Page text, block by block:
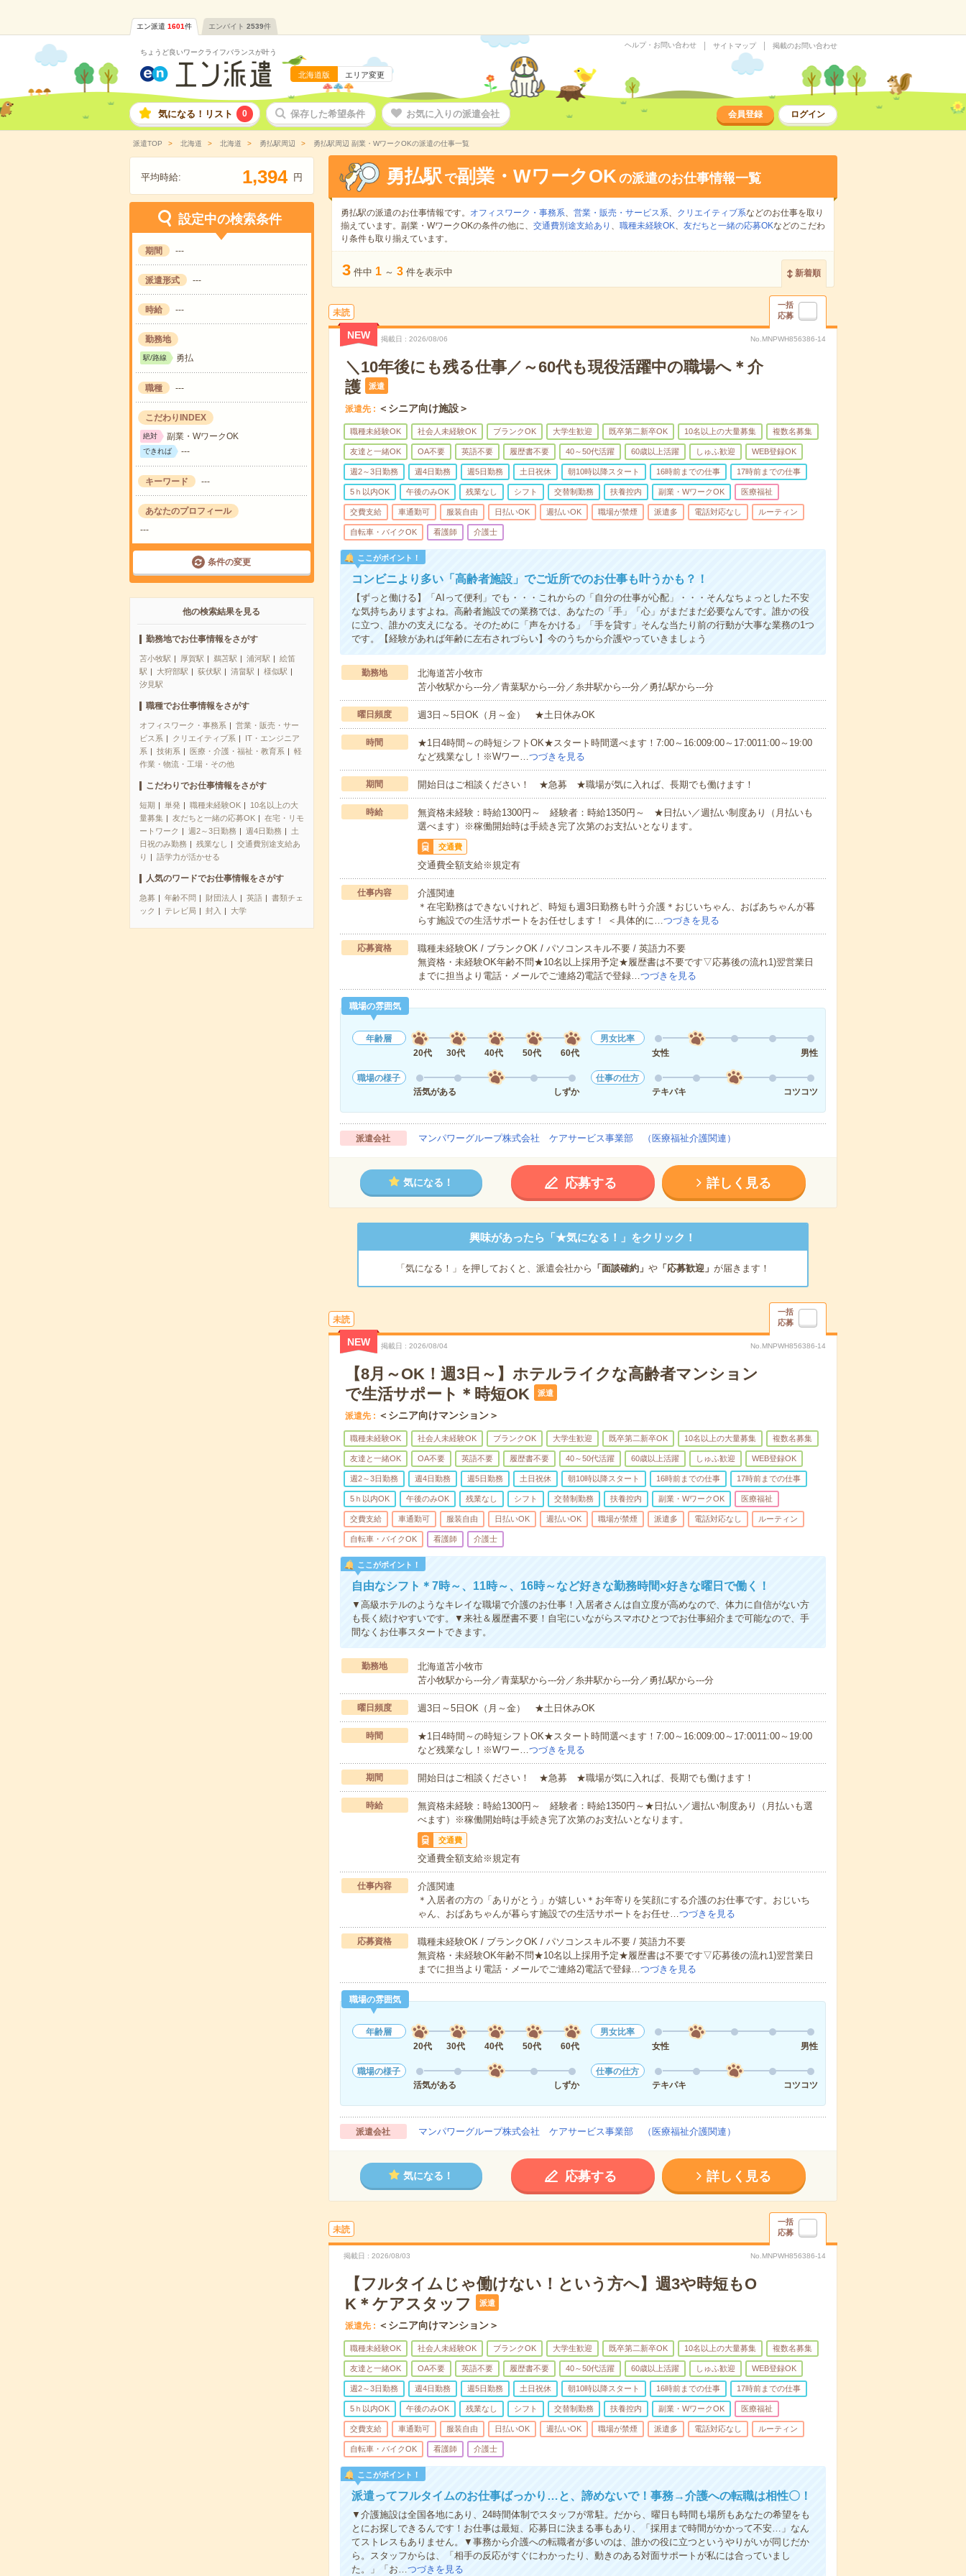
エン派遣 1601件 エンバイト 2539件
ちょうど良いワークライフバランスが叶う
北海道版 エリア変更
ヘルプ・お問い合わせ サイトマップ 掲載のお問い合わせ
気になる！リスト 0 保存した希望条件 お気に入りの派遣会社 会員登録 ログイン
派遣TOP 北海道 北海道 勇払駅周辺 勇払駅周辺 副業・WワークOKの派遣の仕事一覧
平均時給: 1,394 円
設定中の検索条件
期間 ---
派遣形式 ---
時給 ---
勤務地
駅/路線 勇払
職種 ---
こだわりINDEX
絶対 副業・WワークOK
できれば ---
キーワード ---
あなたのプロフィール
---
条件の変更
他の検索結果を見る
勤務地でお仕事情報をさがす
苫小牧駅 厚賀駅 鵜苫駅 浦河駅
絵笛
駅
大狩部駅 荻伏駅 清畠駅
様似駅
汐見駅
職種でお仕事情報をさがす
オフィスワーク・事務系
営業・販売・サー
ビス系
クリエイティブ系
IT・エンジニア
系
技術系 医療・介護・福祉・教育系
軽
作業・物流・工場・その他
こだわりでお仕事情報をさがす
短期 単発 職種未経験OK
10名以上の大
量募集
友だちと一緒の応募OK
在宅・リモ
ートワーク
週2～3日勤務 週4日勤務
土
日祝のみ勤務
残業なし
交通費別途支給あ
り
語学力が活かせる
人気のワードでお仕事情報をさがす
急募 年齢不問 財団法人 英語
書類チェ
ック
テレビ局 封入 大学
勇払駅 で副業・WワークOKの派遣のお仕事情報一覧
勇払駅の派遣のお仕事情報です。 オフィスワーク・事務系、 営業・販売・サービス系、 クリエイティブ系などのお仕事を取り
揃えています。副業・WワークOKの条件の他に、 交通費別途支給あり 、 職種未経験OK、 友だちと一緒の応募OKなどのこだわ
り条件も取り揃えています。
3 件中 1 ～ 3 件を表示中 新着順
未読
一括
応募
NEW 掲載日 2026/08/06 No.MNPWH856386-14
＼10年後にも残る仕事／～60代も現役活躍中の職場へ＊介
護
派遣
派遣先 ＜シニア向け施設＞
職種未経験OK 社会人未経験OK ブランクOK 大学生歓迎 既卒第二新卒OK 10名以上の大量募集 複数名募集
友達と一緒OK OA不要 英語不要 履歴書不要 40～50代活躍 60歳以上活躍 しゅふ歓迎 WEB登録OK
週2～3日勤務 週4日勤務 週5日勤務 土日祝休 朝10時以降スタート 16時前までの仕事 17時前までの仕事
5ｈ以内OK 午後のみOK 残業なし シフト 交替制勤務 扶養控内 副業・WワークOK 医療福祉
交費支給 車通勤可 服装自由 日払いOK 週払いOK 職場が禁煙 派遣多 電話対応なし ルーティン
自転車・バイクOK 看護師 介護士
ここがポイント！
コンビニより多い「高齢者施設」でご近所でのお仕事も叶うかも？！
【ずっと働ける】「AIって便利」でも・・・これからの「自分の仕事が心配」・・・そんなちょっとした不安
な気持ちありますよね。高齢者施設での業務では、あなたの「手」「心」がまだまだ必要なんです。誰かの役
に立つ、誰かの支えになる。そのために「声をかける」「手を貸す」そんな当たり前の行動が大事な業務の1つ
です。【経験があれば年齢に左右されづらい】今のうちから介護やっていきましょう
勤務地
北海道苫小牧市
苫小牧駅から---分／青葉駅から---分／糸井駅から---分／勇払駅から---分
曜日頻度 週3日～5日OK（月～金） ★土日休みOK
時間
★1日4時間～の時短シフトOK★スタート時間選べます！7:00～16:009:00～17:0011:00～19:00
など残業なし！※Wワー…つづきを見る
期間 開始日はご相談ください！ ★急募 ★職場が気に入れば、長期でも働けます！
時給
無資格未経験：時給1300円～ 経験者：時給1350円～ ★日払い／週払い制度あり（月払いも
選べます）※稼働開始時は手続き完了次第のお支払いとなります。
交通費
交通費全額支給※規定有
仕事内容
介護関連
＊在宅勤務はできないけれど、時短も週3日勤務も叶う介護＊おじいちゃん、おばあちゃんが暮
らす施設での生活サポートをお任せします！ ＜具体的に…つづきを見る
応募資格
職種未経験OK / ブランクOK / パソコンスキル不要 / 英語力不要
無資格・未経験OK年齢不問★10名以上採用予定★履歴書は不要です▽応募後の流れ1)翌営業日
までに担当より電話・メールでご連絡2)電話で登録…つづきを見る
職場の雰囲気
年齢層
20代
30代 40代 50代 60代
男女比率
女性
男性
職場の様子
活気がある
しずか
仕事の仕方
テキパキ
コツコツ
派遣会社 マンパワーグループ株式会社 ケアサービス事業部 （医療福祉介護関連）
気になる！ 応募する 詳しく見る
興味があったら「★気になる！」をクリック！
「気になる！」を押しておくと、派遣会社から 「面談確約」 や「応募歓迎」 が届きます！
未読
一括
応募
NEW 掲載日 2026/08/04 No.MNPWH856386-14
【8月～OK！週3日～】ホテルライクな高齢者マンション
で生活サポート＊時短OK
派遣
派遣先 ＜シニア向けマンション＞
職種未経験OK 社会人未経験OK ブランクOK 大学生歓迎 既卒第二新卒OK 10名以上の大量募集 複数名募集
友達と一緒OK OA不要 英語不要 履歴書不要 40～50代活躍 60歳以上活躍 しゅふ歓迎 WEB登録OK
週2～3日勤務 週4日勤務 週5日勤務 土日祝休 朝10時以降スタート 16時前までの仕事 17時前までの仕事
5ｈ以内OK 午後のみOK 残業なし シフト 交替制勤務 扶養控内 副業・WワークOK 医療福祉
交費支給 車通勤可 服装自由 日払いOK 週払いOK 職場が禁煙 派遣多 電話対応なし ルーティン
自転車・バイクOK 看護師 介護士
ここがポイント！
自由なシフト＊7時～、11時～、16時～など好きな勤務時間×好きな曜日で働く！
▼高級ホテルのようなキレイな職場で介護のお仕事！入居者さんは自立度が高めなので、体力に自信がない方
も長く続けやすいです。▼来社＆履歴書不要！自宅にいながらスマホひとつでお仕事紹介まで可能なので、手
間なくお仕事スタートできます。
勤務地
北海道苫小牧市
苫小牧駅から---分／青葉駅から---分／糸井駅から---分／勇払駅から---分
曜日頻度 週3日～5日OK（月～金） ★土日休みOK
時間
★1日4時間～の時短シフトOK★スタート時間選べます！7:00～16:009:00～17:0011:00～19:00
など残業なし！※Wワー…つづきを見る
期間 開始日はご相談ください！ ★急募 ★職場が気に入れば、長期でも働けます！
時給
無資格未経験：時給1300円～ 経験者：時給1350円～★日払い／週払い制度あり（月払いも選
べます）※稼働開始時は手続き完了次第のお支払いとなります。
交通費
交通費全額支給※規定有
仕事内容
介護関連
＊入居者の方の「ありがとう」が嬉しい＊お年寄りを笑顔にする介護のお仕事です。おじいち
ゃん、おばあちゃんが暮らす施設での生活サポートをお任せ…つづきを見る
応募資格
職種未経験OK / ブランクOK / パソコンスキル不要 / 英語力不要
無資格・未経験OK年齢不問★10名以上採用予定★履歴書は不要です▽応募後の流れ1)翌営業日
までに担当より電話・メールでご連絡2)電話で登録…つづきを見る
職場の雰囲気
年齢層
20代
30代 40代 50代 60代
男女比率
女性
男性
職場の様子
活気がある
しずか
仕事の仕方
テキパキ
コツコツ
派遣会社 マンパワーグループ株式会社 ケアサービス事業部 （医療福祉介護関連）
気になる！ 応募する 詳しく見る
未読
一括
応募
掲載日 2026/08/03 No.MNPWH856386-14
【フルタイムじゃ働けない！という方へ】週3や時短もO
K＊ケアスタッフ
派遣
派遣先 ＜シニア向けマンション＞
職種未経験OK 社会人未経験OK ブランクOK 大学生歓迎 既卒第二新卒OK 10名以上の大量募集 複数名募集
友達と一緒OK OA不要 英語不要 履歴書不要 40～50代活躍 60歳以上活躍 しゅふ歓迎 WEB登録OK
週2～3日勤務 週4日勤務 週5日勤務 土日祝休 朝10時以降スタート 16時前までの仕事 17時前までの仕事
5ｈ以内OK 午後のみOK 残業なし シフト 交替制勤務 扶養控内 副業・WワークOK 医療福祉
交費支給 車通勤可 服装自由 日払いOK 週払いOK 職場が禁煙 派遣多 電話対応なし ルーティン
自転車・バイクOK 看護師 介護士
ここがポイント！
派遣ってフルタイムのお仕事ばっかり…と、諦めないで！事務→介護への転職は相性〇！
▼介護施設は全国各地にあり、24時間体制でスタッフが常駐。だから、曜日も時間も場所もあなたの希望をも
とにお探しできるんです！お仕事は最短、応募日に決まる事もあり、「採用まで時間がかかって不安…」なん
てストレスもありません。▼事務から介護への転職者が多いのは、誰かの役に立つというやりがいが同じだか
ら。スタッフからは、「相手の反応がすぐにわかったり、動きのある対面サポートが私には合っていまし
た。」「お…つづきを見る